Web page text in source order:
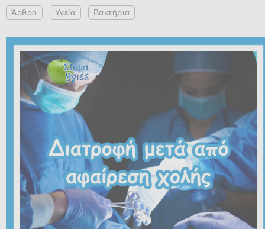
Άρθρο Υγεία Βακτήρια